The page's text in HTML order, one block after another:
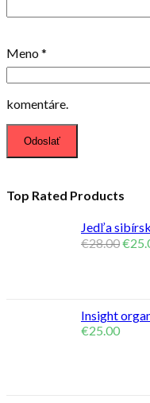
Meno*
komentáre.
Top Rated Products
Jedľa
€28.00€
Insight
€25.00